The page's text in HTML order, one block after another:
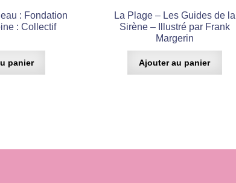
: Fondation
: Collectif
panier
La Plage – Les Guides de la
Sirène – Illustré par Frank
Margerin
Ajouter au panier